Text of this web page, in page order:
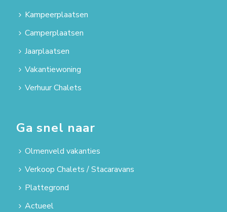
Kampeerplaatsen
Camperplaatsen
Jaarplaatsen
Vakantiewoning
Verhuur Chalets
Ga snel naar
Olmenveld vakanties
Verkoop Chalets / Stacaravans
Plattegrond
Actueel